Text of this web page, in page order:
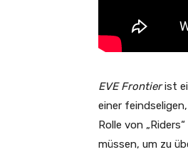
EVE Frontierist
einer
Rolle von
müssen, um zu